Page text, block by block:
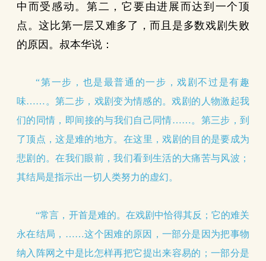
中而受感动。第二，它要由进展而达到一个顶
点。这比第一层又难多了，而且是多数戏剧失败
的原因。叔本华说：
“第一步，也是最普通的一步，戏剧不过是有趣
味……。第二步，戏剧变为情感的。戏剧的人物激起我
们的同情，即间接的与我们自己同情……。第三步，到
了顶点，这是难的地方。在这里，戏剧的目的是要成为
悲剧的。在我们眼前，我们看到生活的大痛苦与风波；
其结局是指示出一切人类努力的虚幻。
“常言，开首是难的。在戏剧中恰得其反；它的难关
永在结局，……这个困难的原因，一部分是因为把事物
纳入阵网之中是比怎样再把它提出来容易的；一部分是